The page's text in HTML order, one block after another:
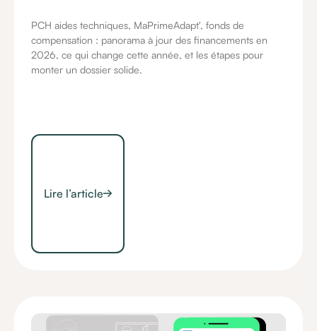
PCH aides techniques, MaPrimeAdapt', fonds de
compensation : panorama à jour des financements en
2026, ce qui change cette année, et les étapes pour
monter un dossier solide.
Lire l’article